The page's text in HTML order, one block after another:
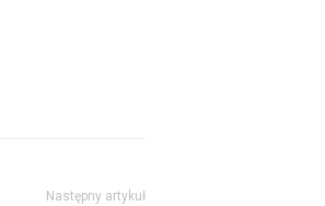
Następny artykuł